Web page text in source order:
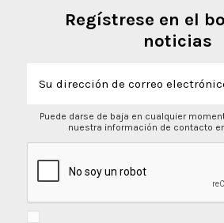
Regístrese en el
noticias
Puede darse de baja en cualquier
nuestra información de contacto